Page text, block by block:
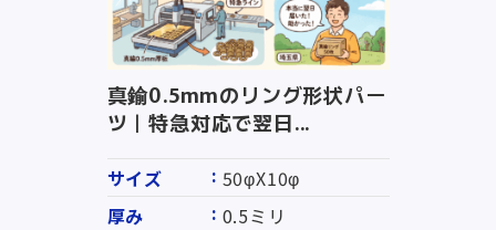
真鍮0.5mmのリング形状パー
ツ｜特急対応で翌日...
サイズ
50φX10φ
厚み
0.5ミリ